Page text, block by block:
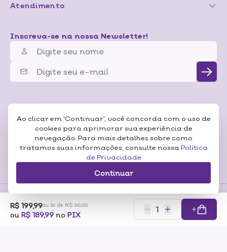
Ao clicar em 'Continuar', você concorda com o uso de
cookies para aprimorar sua experiência de
nevegação. Para mais detalhes sobre como
tratamos suas informações, consulte nossa Política
de Privacidade
Continuar
R$ 199,99ou 3x de R$ 66,66
ou R$ 189,99 no PIX
Atendimento
Inscreva-se na nossa Newsletter!
Certificados
Formas de